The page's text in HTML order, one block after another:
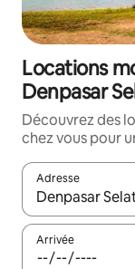
Locations
Denpasar
Découvrez des
chez vous pour
Adresse
Lorsque les
Arrivée